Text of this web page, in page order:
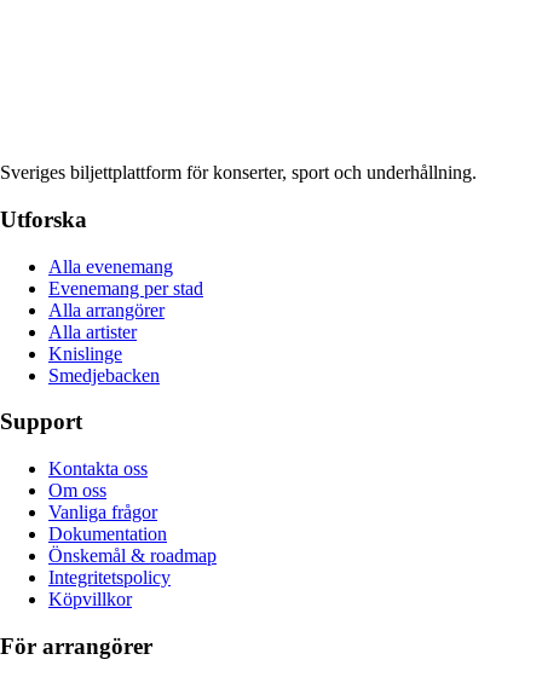
Sveriges biljettplattform för konserter, sport och underhållning.
Utforska
Alla evenemang
Evenemang per stad
Alla arrangörer
Alla artister
Knislinge
Smedjebacken
Support
Kontakta oss
Om oss
Vanliga frågor
Dokumentation
Önskemål & roadmap
Integritetspolicy
Köpvillkor
För arrangörer